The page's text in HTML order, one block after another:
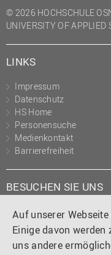
Auf unserer
Einige davon
uns andere
Prozessmanagement
Recht
Studium und Lehre
Transfer- und
© 2026 HOCHSCHULE
UNIVERSITY OF APPLIED
LINKS
Impressum
Datenschutz
HS Home
Personensuche
Medienkontakt
Barrierefreiheit
BESUCHEN SIE UNS
Instagram
Tiktok